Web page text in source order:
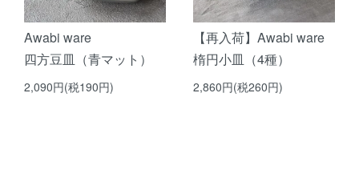
Awabi ware
四方豆皿（青マット）
2,090円(税190円)
【再入荷】Awabi ware
楕円小皿（4種）
2,860円(税260円)